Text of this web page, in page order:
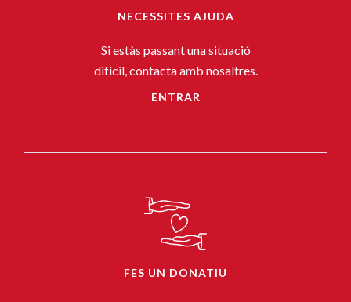
NECESSITES AJUDA
Si estàs passant una situació
difícil, contacta amb nosaltres.
ENTRAR
FES UN DONATIU